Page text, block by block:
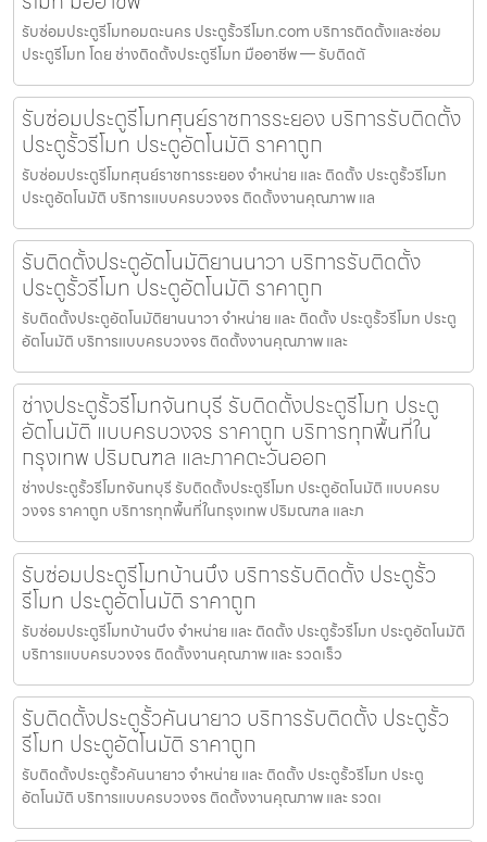
รับซ่อมประตูรีโมทอมตะนคร ประตูรั้วรีโมท.com บริการติดตั้งและซ่อม
ประตูรีโมท โดย ช่างติดตั้งประตูรีโมท มืออาชีพ — รับติดตั
รับซ่อมประตูรีโมทศุนย์ราชการระยอง บริการรับติดตั้ง
ประตูรั้วรีโมท ประตูอัตโนมัติ ราคาถูก
รับซ่อมประตูรีโมทศุนย์ราชการระยอง จำหน่าย และ ติดตั้ง ประตูรั้วรีโมท
ประตูอัตโนมัติ บริการแบบครบวงจร ติดตั้งงานคุณภาพ แล
รับติดตั้งประตูอัตโนมัติยานนาวา บริการรับติดตั้ง
ประตูรั้วรีโมท ประตูอัตโนมัติ ราคาถูก
รับติดตั้งประตูอัตโนมัติยานนาวา จำหน่าย และ ติดตั้ง ประตูรั้วรีโมท ประตู
อัตโนมัติ บริการแบบครบวงจร ติดตั้งงานคุณภาพ และ
ช่างประตูรั้วรีโมทจันทบุรี รับติดตั้งประตูรีโมท ประตู
อัตโนมัติ แบบครบวงจร ราคาถูก บริการทุกพื้นที่ใน
กรุงเทพ ปริมณฑล และภาคตะวันออก
ช่างประตูรั้วรีโมทจันทบุรี รับติดตั้งประตูรีโมท ประตูอัตโนมัติ แบบครบ
วงจร ราคาถูก บริการทุกพื้นที่ในกรุงเทพ ปริมณฑล และภ
รับซ่อมประตูรีโมทบ้านบึง บริการรับติดตั้ง ประตูรั้ว
รีโมท ประตูอัตโนมัติ ราคาถูก
รับซ่อมประตูรีโมทบ้านบึง จำหน่าย และ ติดตั้ง ประตูรั้วรีโมท ประตูอัตโนมัติ
บริการแบบครบวงจร ติดตั้งงานคุณภาพ และ รวดเร็ว
รับติดตั้งประตูรั้วคันนายาว บริการรับติดตั้ง ประตูรั้ว
รีโมท ประตูอัตโนมัติ ราคาถูก
รับติดตั้งประตูรั้วคันนายาว จำหน่าย และ ติดตั้ง ประตูรั้วรีโมท ประตู
อัตโนมัติ บริการแบบครบวงจร ติดตั้งงานคุณภาพ และ รวดเ